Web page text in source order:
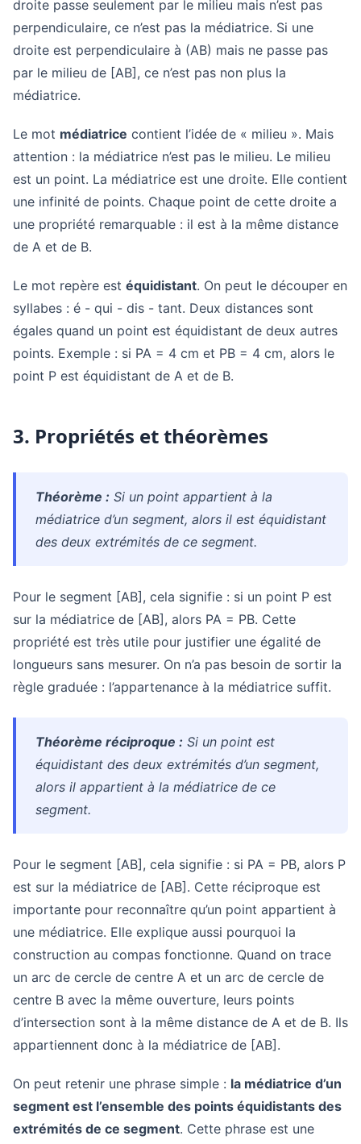
droite passe seulement par le milieu mais n’est pas
perpendiculaire, ce n’est pas la médiatrice. Si une
droite est perpendiculaire à (AB) mais ne passe pas
par le milieu de [AB], ce n’est pas non plus la
médiatrice.
Le mot médiatrice contient l’idée de « milieu ». Mais
attention : la médiatrice n’est pas le milieu. Le milieu
est un point. La médiatrice est une droite. Elle contient
une infinité de points. Chaque point de cette droite a
une propriété remarquable : il est à la même distance
de A et de B.
Le mot repère est équidistant. On peut le découper en
syllabes : é - qui - dis - tant. Deux distances sont
égales quand un point est équidistant de deux autres
points. Exemple : si PA = 4 cm et PB = 4 cm, alors le
point P est équidistant de A et de B.
3. Propriétés et théorèmes
Théorème : Si un point appartient à la
médiatrice d’un segment, alors il est équidistant
des deux extrémités de ce segment.
Pour le segment [AB], cela signifie : si un point P est
sur la médiatrice de [AB], alors PA = PB. Cette
propriété est très utile pour justifier une égalité de
longueurs sans mesurer. On n’a pas besoin de sortir la
règle graduée : l’appartenance à la médiatrice suffit.
Théorème réciproque : Si un point est
équidistant des deux extrémités d’un segment,
alors il appartient à la médiatrice de ce
segment.
Pour le segment [AB], cela signifie : si PA = PB, alors P
est sur la médiatrice de [AB]. Cette réciproque est
importante pour reconnaître qu’un point appartient à
une médiatrice. Elle explique aussi pourquoi la
construction au compas fonctionne. Quand on trace
un arc de cercle de centre A et un arc de cercle de
centre B avec la même ouverture, leurs points
d’intersection sont à la même distance de A et de B. Ils
appartiennent donc à la médiatrice de [AB].
On peut retenir une phrase simple : la médiatrice d’un
segment est l’ensemble des points équidistants des
extrémités de ce segment. Cette phrase est une